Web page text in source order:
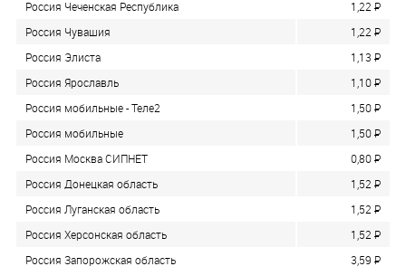
Россия Чеченская Республика
1,22 P
Россия Чувашия
1,22 P
Россия Элиста
1,13 P
Россия Ярославль
1,10P
Россия мобильные - Теле2
1,50P
Россия мобильные
1,50P
Россия Москва СИПНЕТ
0,80P
Россия Донецкая область
1,52 P
Россия Луганская область
1,52 P
Россия Херсонская область
1,52 P
Россия Запорожская область
3,59 P